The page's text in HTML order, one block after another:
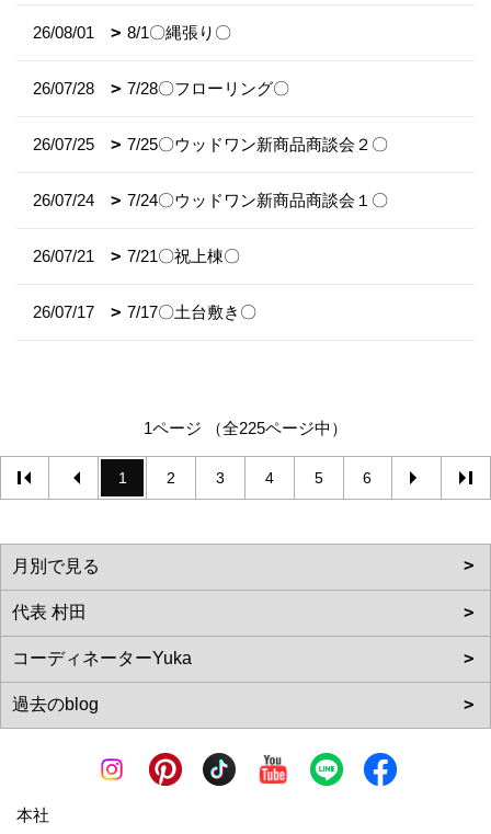
26/08/01 8/1〇縄張り〇
26/07/28 7/28〇フローリング〇
26/07/25 7/25〇ウッドワン新商品商談会２〇
26/07/24 7/24〇ウッドワン新商品商談会１〇
26/07/21 7/21〇祝上棟〇
26/07/17 7/17〇土台敷き〇
1ページ （全225ページ中）
1 2 3 4 5 6
本社